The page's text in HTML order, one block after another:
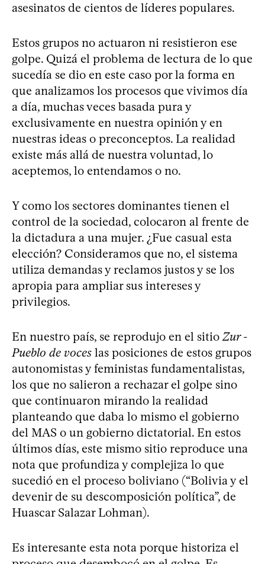
asesinatos de cientos de líderes populares.
Estos grupos no actuaron ni resistieron ese
golpe. Quizá el problema de lectura de lo que
sucedía se dio en este caso por la forma en
que analizamos los procesos que vivimos día
a día, muchas veces basada pura y
exclusivamente en nuestra opinión y en
nuestras ideas o preconceptos. La realidad
existe más allá de nuestra voluntad, lo
aceptemos, lo entendamos o no.
Y como los sectores dominantes tienen el
control de la sociedad, colocaron al frente de
la dictadura a una mujer. ¿Fue casual esta
elección? Consideramos que no, el sistema
utiliza demandas y reclamos justos y se los
apropia para ampliar sus intereses y
privilegios.
En nuestro país, se reprodujo en el sitio Zur -
Pueblo de voces las posiciones de estos grupos
autonomistas y feministas fundamentalistas,
los que no salieron a rechazar el golpe sino
que continuaron mirando la realidad
planteando que daba lo mismo el gobierno
del MAS o un gobierno dictatorial. En estos
últimos días, este mismo sitio reproduce una
nota que profundiza y complejiza lo que
sucedió en el proceso boliviano (“Bolivia y el
devenir de su descomposición política”, de
Huascar Salazar Lohman).
Es interesante esta nota porque historiza el